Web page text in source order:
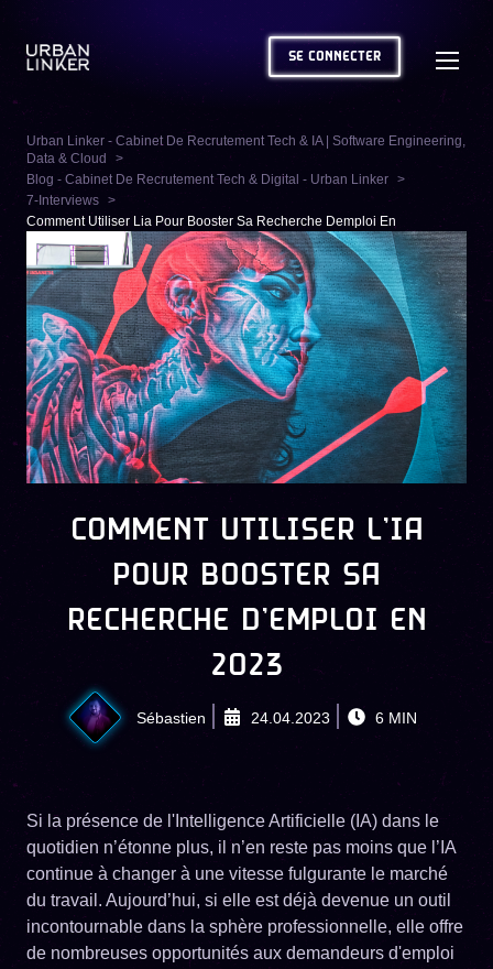
SE CONNECTER
Urban Linker - Cabinet De Recrutement Tech & IA | Software Engineering,
Data & Cloud
Blog - Cabinet De Recrutement Tech & Digital - Urban Linker
7-Interviews
Comment Utiliser Lia Pour Booster Sa Recherche Demploi En
COMMENT UTILISER L’IA
POUR BOOSTER SA
RECHERCHE D’EMPLOI EN
2023
Sébastien 24.04.2023 6 MIN
Si la présence de l'Intelligence Artificielle (IA) dans le
quotidien n’étonne plus, il n’en reste pas moins que l’IA
continue à changer à une vitesse fulgurante le marché
du travail. Aujourd’hui, si elle est déjà devenue un outil
incontournable dans la sphère professionnelle, elle offre
de nombreuses opportunités aux demandeurs d'emploi